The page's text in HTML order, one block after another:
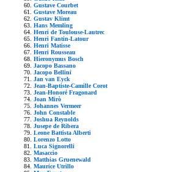
Gustave Courbet
Gustave Moreau
Gustav Klimt
Hans Memling
Henri de Toulouse-Lautrec
Henri Fantin-Latour
Henri Matisse
Henri Rousseau
Hieronymus Bosch
Jacopo Bassano
Jacopo Bellini
Jan van Eyck
Jean-Baptiste-Camille Corot
Jean-Honoré Fragonard
Joan Mirò
Johannes Vermeer
John Constable
Joshua Reynolds
Jusepe de Ribera
Leone Battista Alberti
Lorenzo Lotto
Luca Signorelli
Masaccio
Matthias Gruenewald
Maurice Utrillo